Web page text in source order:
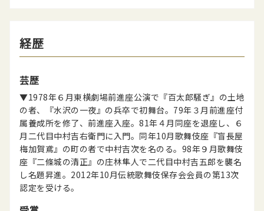
経歴
芸歴
▼1978年６月東横劇場前進座公演で『百太郎騒ぎ』の土地
の者、『水沢の一夜』の兵卒で初舞台。79年３月前進座付
属養成所を修了、前進座入座。81年４月同座を退座し、６
月二代目中村吉右衛門に入門。同年10月歌舞伎座『盲長屋
梅加賀鳶』の町の者で中村吉次を名のる。98年９月歌舞伎
座『二條城の清正』の庄林隼人で二代目中村吉五郎を襲名
し名題昇進。2012年10月伝統歌舞伎保存会会員の第13次
認定を受ける。